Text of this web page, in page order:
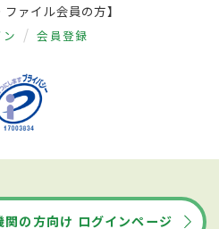
ファイル会員の方】
会員登録
関の方向け ログインページ